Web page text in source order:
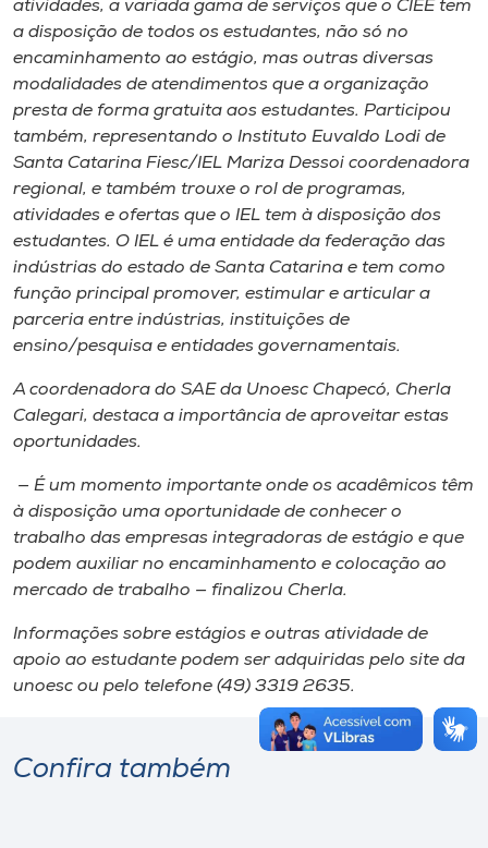
atividades, a variada gama de serviços que o CIEE tem
a disposição de todos os estudantes, não só no
encaminhamento ao estágio, mas outras diversas
modalidades de atendimentos que a organização
presta de forma gratuita aos estudantes. Participou
também, representando o Instituto Euvaldo Lodi de
Santa Catarina Fiesc/IEL Mariza Dessoi coordenadora
regional, e também trouxe o rol de programas,
atividades e ofertas que o IEL tem à disposição dos
estudantes. O IEL é uma entidade da federação das
indústrias do estado de Santa Catarina e tem como
função principal promover, estimular e articular a
parceria entre indústrias, instituições de
ensino/pesquisa e entidades governamentais.
A coordenadora do SAE da Unoesc Chapecó, Cherla
Calegari, destaca a importância de aproveitar estas
oportunidades.
— É um momento importante onde os acadêmicos têm
à disposição uma oportunidade de conhecer o
trabalho das empresas integradoras de estágio e que
podem auxiliar no encaminhamento e colocação ao
mercado de trabalho — finalizou Cherla.
Informações sobre estágios e outras atividade de
apoio ao estudante podem ser adquiridas pelo site da
unoesc ou pelo telefone (49) 3319 2635.
Confira também